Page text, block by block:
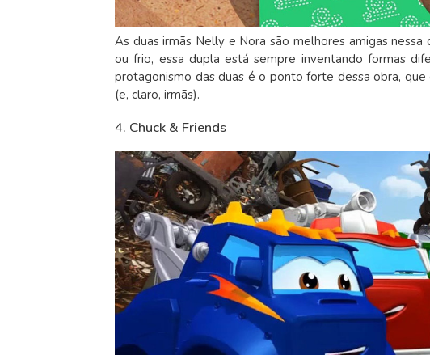
As duas irmãs Nelly e Nora são melhores amigas
ou frio, essa dupla está sempre inventando formas
protagonismo das duas é o ponto forte dessa obra,
(e, claro, irmãs).
4. Chuck & Friends